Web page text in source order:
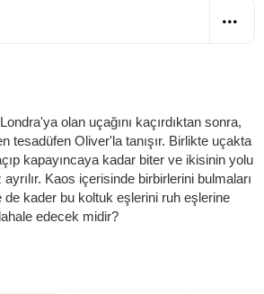
olan uçağını kaçırdıktan sonra,
tesadüfen Oliver'la tanışır. Birlikte uçakta
kapayıncaya kadar biter ve ikisinin yolu
Kaos içerisinde birbirlerini bulmaları
de kader bu koltuk eşlerini ruh eşlerine
edecek midir?